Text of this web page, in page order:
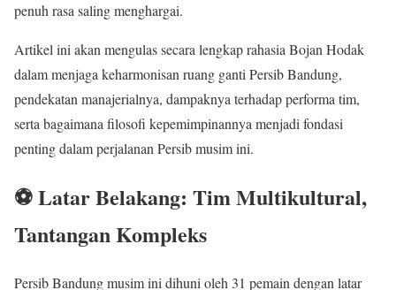
penuh rasa saling menghargai.
Artikel ini akan mengulas secara lengkap rahasia Bojan Hodak
dalam menjaga keharmonisan ruang ganti Persib Bandung,
pendekatan manajerialnya, dampaknya terhadap performa tim,
serta bagaimana filosofi kepemimpinannya menjadi fondasi
penting dalam perjalanan Persib musim ini.
⚽ Latar Belakang: Tim Multikultural,
Tantangan Kompleks
Persib Bandung musim ini dihuni oleh 31 pemain dengan latar